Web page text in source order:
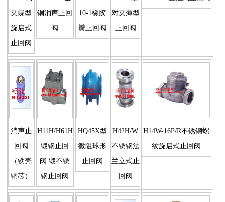
夹蝶型
旋启式
止回阀
铜消声止回
阀
10-1橡胶
瓣止回阀
对夹薄型
止回阀
消声止
回阀
（铁壳
铜芯）
H11H/H61H
锻钢止回
阀.锻不锈
钢止回阀
HQ45X型
微阻球形
止回阀
H42H/W
不锈钢法
兰立式止
回阀
H14W-16P/R不锈钢螺
纹旋启式止回阀